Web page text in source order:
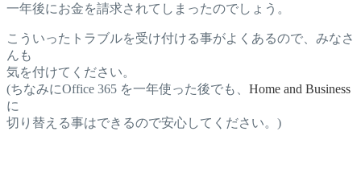
一年後にお金を請求されてしまったのでしょう。
こういったトラブルを受け付ける事がよくあるので、みなさ
んも
気を付けてください。
(ちなみにOffice 365 を一年使った後でも、 Home and Business
に
切り替える事はできるので安心してください。)